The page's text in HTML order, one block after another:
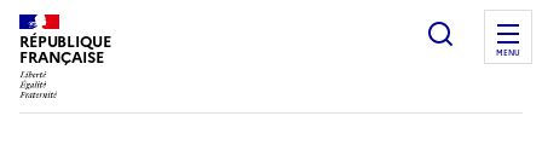
RÉPUBLIQUE
FRANÇAISE
Ouvrir
MENU